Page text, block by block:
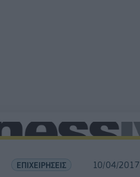
ΕΠΙΧΕΙΡΗΣΕΙΣ 10/04/2017